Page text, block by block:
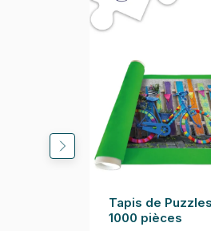
Tapis de
1000 pièces